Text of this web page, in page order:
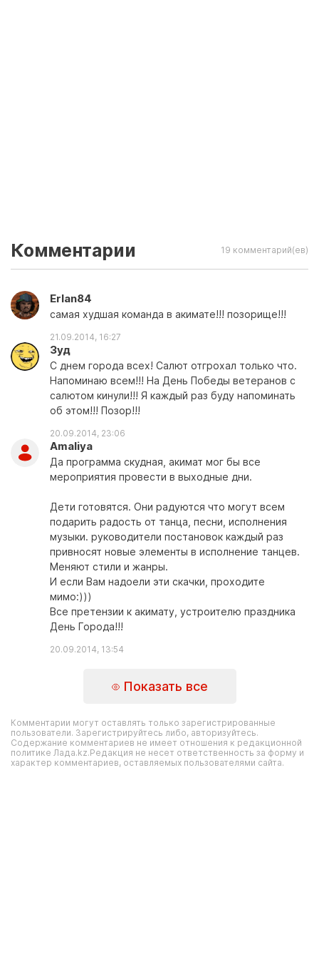
Комментарии 19 комментарий(ев)
Erlan84
самая худшая команда в акимате!!! позорище!!!
21.09.2014, 16:27
Зуд
С днем города всех! Салют отгрохал только что.
Напоминаю всем!!! На День Победы ветеранов с
салютом кинули!!! Я каждый раз буду напоминать
об этом!!! Позор!!!
20.09.2014, 23:06
Amaliya
Да программа скудная, акимат мог бы все
мероприятия провести в выходные дни.
Дети готовятся. Они радуются что могут всем
подарить радость от танца, песни, исполнения
музыки. руководители постановок каждый раз
привносят новые элементы в исполнение танцев.
Меняют стили и жанры.
И если Вам надоели эти скачки, проходите
мимо:)))
Все претензии к акимату, устроителю праздника
День Города!!!
20.09.2014, 13:54
Показать все
Комментарии могут оставлять только зарегистрированные
пользователи. Зарегистрируйтесь либо, авторизуйтесь.
Содержание комментариев не имеет отношения к редакционной
политике Лада.kz.Редакция не несет ответственность за форму и
характер комментариев, оставляемых пользователями сайта.